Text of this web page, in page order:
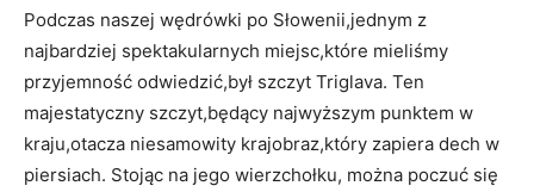
Podczas naszej wędrówki po Słowenii,jednym z
najbardziej spektakularnych miejsc,które ​mieliśmy
przyjemność odwiedzić,był szczyt Triglava. Ten
‍majestatyczny szczyt,będący najwyższym punktem w
⁤kraju,otacza niesamowity krajobraz,który zapiera dech w
piersiach. Stojąc na jego wierzchołku,⁣ można poczuć się